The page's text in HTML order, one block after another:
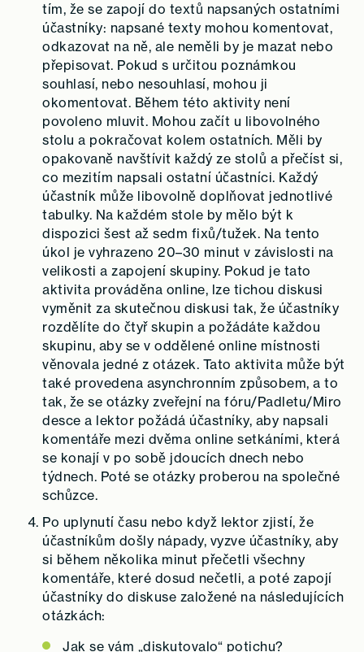
tím, že se zapojí do textů napsaných ostatními
účastníky: napsané texty mohou komentovat,
odkazovat na ně, ale neměli by je mazat nebo
přepisovat. Pokud s určitou poznámkou
souhlasí, nebo nesouhlasí, mohou ji
okomentovat. Během této aktivity není
povoleno mluvit. Mohou začít u libovolného
stolu a pokračovat kolem ostatních. Měli by
opakovaně navštívit každý ze stolů a přečíst si,
co mezitím napsali ostatní účastníci. Každý
účastník může libovolně doplňovat jednotlivé
tabulky. Na každém stole by mělo být k
dispozici šest až sedm fixů/tužek. Na tento
úkol je vyhrazeno 20–30 minut v závislosti na
velikosti a zapojení skupiny. Pokud je tato
aktivita prováděna online, lze tichou diskusi
vyměnit za skutečnou diskusi tak, že účastníky
rozdělíte do čtyř skupin a požádáte každou
skupinu, aby se v oddělené online místnosti
věnovala jedné z otázek. Tato aktivita může být
také provedena asynchronním způsobem, a to
tak, že se otázky zveřejní na fóru/Padletu/Miro
desce a lektor požádá účastníky, aby napsali
komentáře mezi dvěma online setkáními, která
se konají v po sobě jdoucích dnech nebo
týdnech. Poté se otázky proberou na společné
schůzce.
Po uplynutí času nebo když lektor zjistí, že
účastníkům došly nápady, vyzve účastníky, aby
si během několika minut přečetli všechny
komentáře, které dosud nečetli, a poté zapojí
účastníky do diskuse založené na následujících
otázkách:
Jak se vám „diskutovalo“ potichu?